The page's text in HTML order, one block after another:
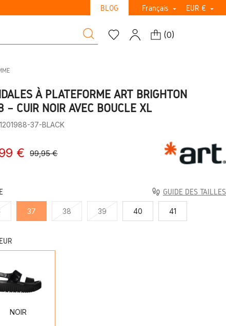
BLOG Français  EUR € 
(0)
À PLATEFORME ART BRIGHTON
– CUIR NOIR AVEC BOUCLE XL
37-BLACK
€ 99,95 €
GUIDE DES TAILLES
37 38 39 40 41
NOIR